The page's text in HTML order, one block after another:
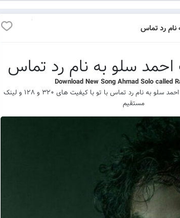
نام رد تماس
احمد سلو به نام رد تماس
Download New Song Ahmad Solo called
دانلود آهنگ احمد سلو به نام رد تماس با تو با کیفیت های ۳۲۰ و ۱۲۸ و لینک
مستقیم